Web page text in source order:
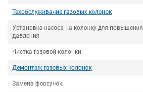
Техобслуживание газовых колонок
Установка насоса на колонку для повышения
давления
Чистка газовой колонки
Демонтаж газовых колонок
Замена форсунок